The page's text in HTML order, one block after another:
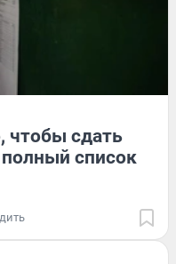
чтобы сдать
список